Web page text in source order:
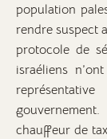
population
rendre suspect
protocole de
israéliens
chauffeur de